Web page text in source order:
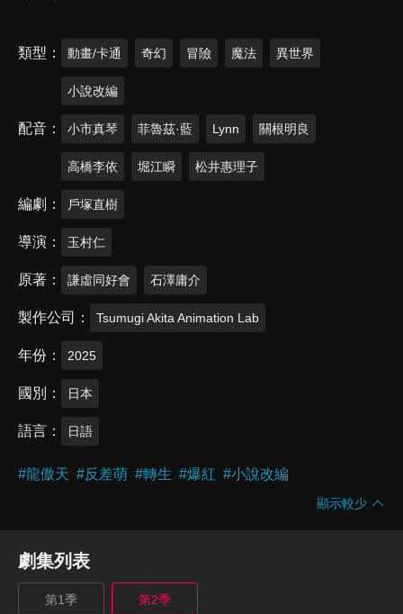
類型 動畫/卡通 奇幻 冒險 魔法 異世界
小說改編
配音 小市真琴 菲魯茲·藍 Lynn 關根明良
高橋李依 堀江瞬 松井惠理子
編劇 戶塚直樹
導演 玉村仁
原著 謙虛同好會 石澤庸介
製作公司 Tsumugi Akita Animation Lab
年份 2025
國別 日本
語言 日語
#龍傲天 #反差萌 #轉生 #爆紅 #小說改編
顯示較少
劇集列表
第1季 第2季